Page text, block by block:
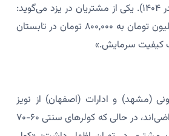
تومان/کیلووات‌ساعت در ۱۴۰۴). یکی از مشتریان در یزد می‌گوید:
«قبض برق من از ۲ میلیون تومان به ۸۰۰,۰۰۰ تومان در تابستان
کیفیت سرمایش.»
(مشهد) و ادارات (اصفهان) از نویز
پایین ۴۵-۵۵ دسی‌بل راضی‌اند، در حالی که کولرهای سنتی ۶۰-۷۰